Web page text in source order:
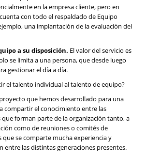
en la empresa cliente, pero en
con todo el respaldado de Equipo
una implantación de la evaluación del
a su disposición. El valor del servicio es
se limita a una persona, que desde luego
gestionar el día a día.
el talento individual al talento de equipo?
que hemos desarrollado para una
compartir el conocimiento entre las
forman parte de la organización tanto, a
como de reuniones o comités de
se comparte mucha experiencia y
las distintas generaciones presentes.